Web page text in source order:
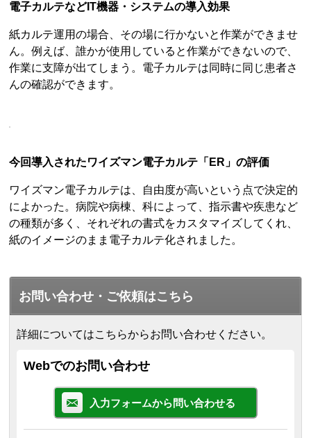
電子カルテなどIT機器・システムの導入効果
紙カルテ運用の場合、その場に行かないと作業ができませ
ん。例えば、誰かが使用していると作業ができないので、
作業に支障が出てしまう。電子カルテは同時に同じ患者さ
んの確認ができます。
今回導入されたワイズマン電子カルテ「ER」の評価
ワイズマン電子カルテは、自由度が高いという点で決定的
によかった。病院や病棟、科によって、指示書や疾患など
の種類が多く、それぞれの書式をカスタマイズしてくれ、
紙のイメージのまま電子カルテ化されました。
お問い合わせ・ご依頼はこちら
詳細についてはこちらからお問い合わせください。
Webでのお問い合わせ
入力フォームから問い合わせる